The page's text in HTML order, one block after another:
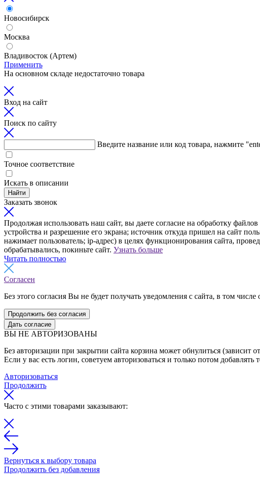
Новосибирск
Москва
Владивосток (Артем)
Применить
На основном складе недостаточно товара
Вход на сайт
Поиск по сайту
Введите название или код товара, нажмите
Точное соответствие
Искать в описании
Найти
Заказать звонок
Продолжая использовать наш сайт, вы даете согласие на обработку
устройства и разрешение его экрана; источник откуда пришел на сайт
нажимает пользователь; ip-адрес) в целях функционирования сайта,
обрабатывались, покиньте сайт. Узнать больше
Читать полностью
Согласен
Без этого согласия Вы не будет получать уведомления с сайта, в том
Продолжить без согласия
Дать согласие
ВЫ НЕ АВТОРИЗОВАНЫ
Без авторизации при закрытии сайта корзина может обнулиться (зависит
Если у вас есть логин, советуем авторизоваться и только потом добавлять
Авторизоваться
Продолжить
Часто с этими товарами заказывают:
Вернуться к выбору товара
Продолжить без добавления